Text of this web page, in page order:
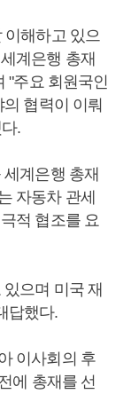
이해하고 있으
계은행 총재
"주요 회원국인
협력이 이뤄
.
계은행 총재
자동차 관세
적 협조를 요
으며 미국 재
답했다.
이사회의 후
에 총재를 선